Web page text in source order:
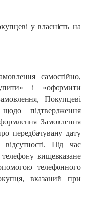
у власність на
самостійно,
і «оформити
Покупцеві
підтвердження
Замовлення
передбачувану дату
Під час
вищевказане
телефонного
вказаний при